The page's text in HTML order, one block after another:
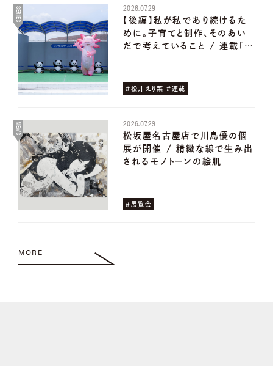
SERIES 2026.07.29
【後編】私が私であり続けるた
めに。子育てと制作、そのあい
だで考えていること / 連載「…
#松井えり菜 #連載
NEWS 2026.07.29
松坂屋名古屋店で川島優の個
展が開催 / 精緻な線で生み出
されるモノトーンの絵肌
#展覧会
MORE